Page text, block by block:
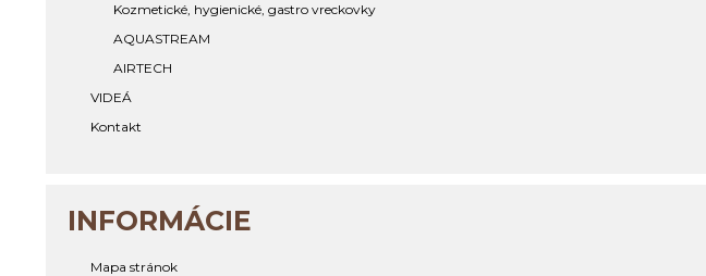
Kozmetické, hygienické, gastro vreckovky
AQUASTREAM
AIRTECH
VIDEÁ
Kontakt
INFORMÁCIE
Mapa stránok